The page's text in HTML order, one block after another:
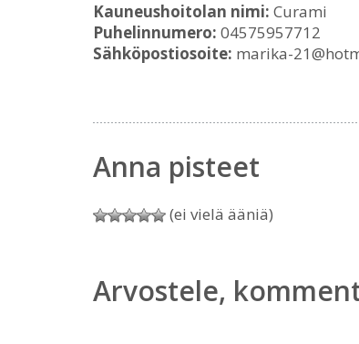
Kauneushoitolan nimi: Curami
Puhelinnumero: 04575957712
Sähköpostiosoite: marika-
Anna pisteet
(ei vielä ääniä)
Arvostele,